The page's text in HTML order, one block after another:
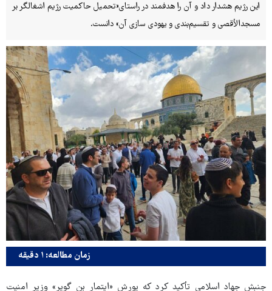
این رژیم هشدار داد و آن را هدفمند در راستای«تحمیل حاکمیت رژیم اشغالگر بر
مسجدالأقصی و تقسیم‌بندی و یهودی سازی آن» دانست.
زمان مطالعه: ۱ دقیقه
جنبش جهاد اسلامی تأکید کرد که یورش «ایتمار بن گویر» وزیر امنیت